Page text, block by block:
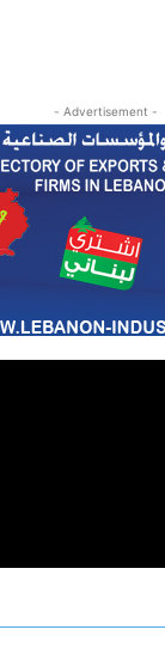
- Advertisement -